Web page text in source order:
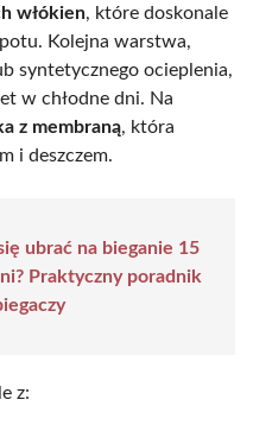
włókien, które doskonale
Kolejna warstwa,
syntetycznego ocieplenia,
w chłodne dni. Na
z membraną, która
i deszczem.
ubrać na bieganie 15
Praktyczny poradnik
z: